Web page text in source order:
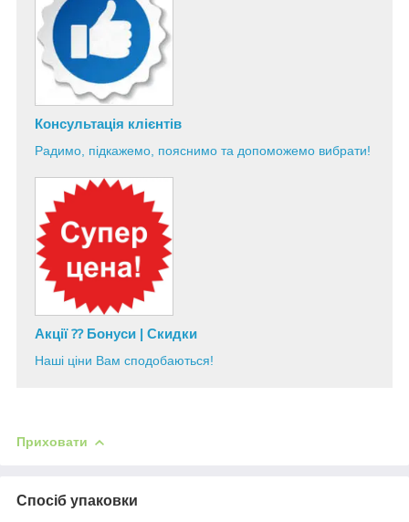
Консультація клієнтів
Радимо, підкажемо, пояснимо та допоможемо вибрати!
Акції ⁇ Бонуси | Скидки
Наші ціни Вам сподобаються!
Приховати
Спосіб упаковки